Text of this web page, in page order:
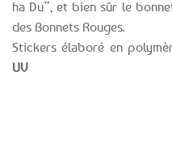
ha Du”, et bien sûr le
des Bonnets Rouges.
Stickers élaboré en
UV